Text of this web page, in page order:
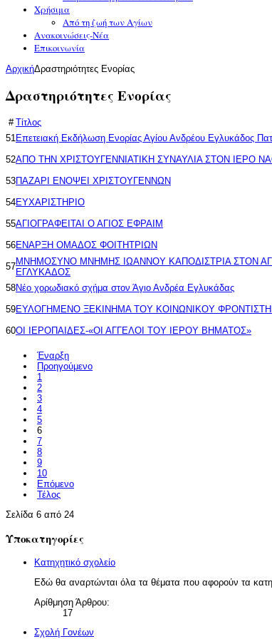
Χρήσιμα
Από τη ζωή των Αγίων
Ανακοινώσεις-Νέα
Επικοινωνία
ΑρχικήΔραστηριότητες Ενορίας
Δραστηριότητες Ενορίας
# Τίτλος
51 Επετειακή Εκδήλωση Ενορίας Αγίου Ανδρέου Εγλυκάδος
52ΑΠΟ ΤΗΝ ΧΡΙΣΤΟΥΓΕΝΝΙΑΤΙΚΗ ΣΥΝΑΥΛΙΑ ΣΤΟΝ ΙΕΡΟ
53ΠΑΖΑΡΙ ΕΝΟΨΕΙ ΧΡΙΣΤΟΥΓΕΝΝΩΝ
54ΕΥΧΑΡΙΣΤΗΡΙΟ
55ΑΓΙΟΓΡΑΦΕΙΤΑΙ Ο ΑΓΙΟΣ ΕΦΡΑΙΜ
56ΕΝΑΡΞΗ ΟΜΑΔΟΣ ΦΟΙΤΗΤΡΙΩΝ
57ΜΝΗΜΟΣΥΝΟ ΜΝΗΜΗΣ ΙΩΑΝΝΟΥ ΚΑΠΟΔΙΣΤΡΙΑ ΣΤΟΝ
ΕΓΛΥΚΑΔΟΣ
58Νέο χορωδιακό σχήμα στον Άγιο Ανδρέα Εγλυκάδας
59ΕΥΛΟΓΗΜΕΝΟ ΞΕΚΙΝΗΜΑ ΤΟΥ ΚΟΙΝΩΝΙΚΟΥ
60ΟΙ ΙΕΡΟΠΑΙΔΕΣ-«ΟΙ ΑΓΓΕΛΟΙ ΤΟΥ ΙΕΡΟΥ ΒΗΜΑΤΟΣ»
Έναρξη
Προηγούμενο
1
2
3
4
5
6
7
8
9
10
Επόμενο
Τέλος
Σελίδα 6 από 24
Υποκατηγορίες
Κατηχητικό σχολείο
Εδώ θα αναρτώνται όλα τα θέματα που αφορούν τα
Αρίθμηση Άρθρου:
17
Σχολή Γονέων